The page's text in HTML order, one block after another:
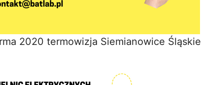
2020 termowizja Siemianowice Śląskie